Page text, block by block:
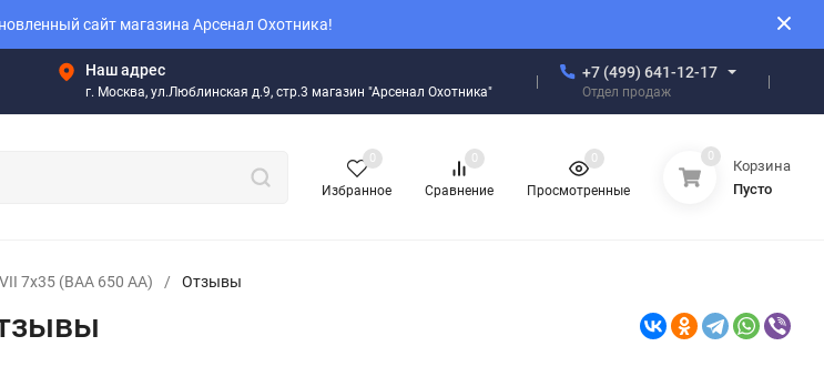
сайт магазина Арсенал Охотника!
Наш адрес
г. Москва, ул.Люблинская д.9, стр.3 магазин "Арсенал Охотника"
+7 (499) 641-12-17
Отдел продаж
Избранное
0
Сравнение
0
Просмотренные
0 0
Корзина
Пусто
7х35 (BAA 650 AA) / Отзывы